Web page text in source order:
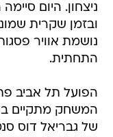
ובזמן שקרית
נושמת אוויר
התחתית.
הפועל תל אביב
המשחק מתקיים